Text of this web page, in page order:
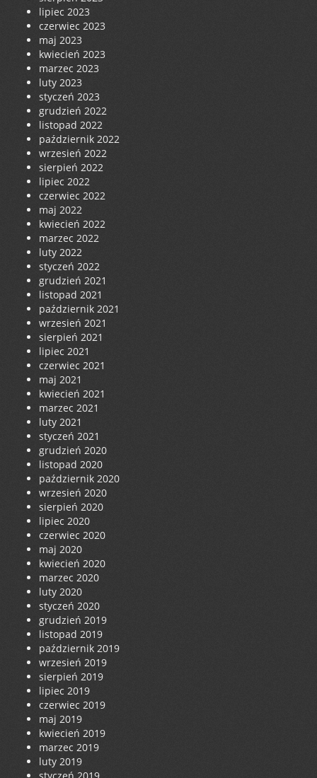
lipiec 2023
czerwiec 2023
maj 2023
kwiecień 2023
marzec 2023
luty 2023
styczeń 2023
grudzień 2022
listopad 2022
październik 2022
wrzesień 2022
sierpień 2022
lipiec 2022
czerwiec 2022
maj 2022
kwiecień 2022
marzec 2022
luty 2022
styczeń 2022
grudzień 2021
listopad 2021
październik 2021
wrzesień 2021
sierpień 2021
lipiec 2021
czerwiec 2021
maj 2021
kwiecień 2021
marzec 2021
luty 2021
styczeń 2021
grudzień 2020
listopad 2020
październik 2020
wrzesień 2020
sierpień 2020
lipiec 2020
czerwiec 2020
maj 2020
kwiecień 2020
marzec 2020
luty 2020
styczeń 2020
grudzień 2019
listopad 2019
październik 2019
wrzesień 2019
sierpień 2019
lipiec 2019
czerwiec 2019
maj 2019
kwiecień 2019
marzec 2019
luty 2019